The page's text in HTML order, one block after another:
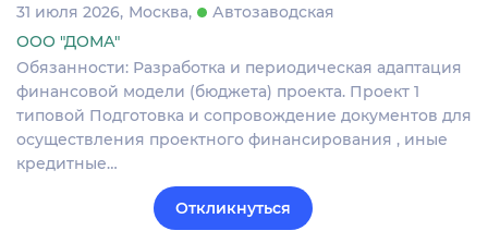
31 июля 2026 Москва
Автозаводская
ООО "ДОМА"
Обязанности: Разработка и периодическая адаптация
финансовой модели (бюджета) проекта. Проект 1
типовой Подготовка и сопровождение документов для
осуществления проектного финансирования , иные
кредитные…
Откликнуться